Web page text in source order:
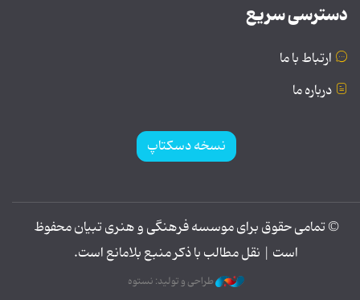
دسترسی سریع
ارتباط با ما
درباره ما
نسخه دسکتاپ
© تمامی حقوق برای موسسه فرهنگی و هنری تبیان محفوظ
است | نقل مطالب با ذکر منبع بلامانع است.
طراحی و تولید: نستوه